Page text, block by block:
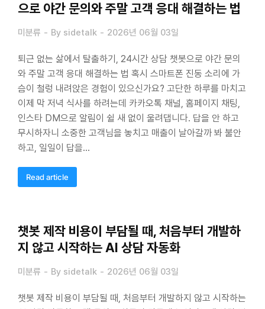
으로 야간 문의와 주말 고객 응대 해결하는 법
미분류 By sidetalk 2026년 06월 03일
퇴근 없는 삶에서 탈출하기, 24시간 상담 챗봇으로 야간 문의
와 주말 고객 응대 해결하는 법 혹시 스마트폰 진동 소리에 가
슴이 철렁 내려앉은 경험이 있으신가요? 고단한 하루를 마치고
이제 막 저녁 식사를 하려는데 카카오톡 채널, 홈페이지 채팅,
인스타 DM으로 알림이 쉴 새 없이 울려댑니다. 답을 안 하고
무시하자니 소중한 고객님을 놓치고 매출이 날아갈까 봐 불안
하고, 일일이 답을…
Read article
챗봇 제작 비용이 부담될 때, 처음부터 개발하
지 않고 시작하는 AI 상담 자동화
미분류 By sidetalk 2026년 06월 03일
챗봇 제작 비용이 부담될 때, 처음부터 개발하지 않고 시작하는